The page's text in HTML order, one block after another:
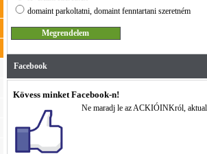
domaint parkoltatni, domaint fenntartani szeretném
Facebook
Kövess minket Facebook-n!
Ne maradj le az ACKIÓINKról,